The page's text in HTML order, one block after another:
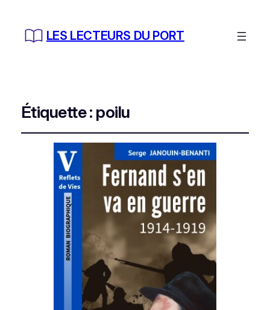
LES LECTEURS DU PORT
Étiquette : poilu